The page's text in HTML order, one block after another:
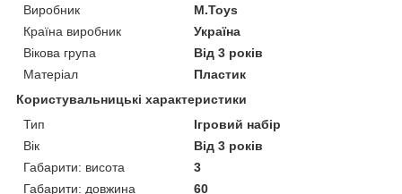
Виробник
M.Toys
Країна виробник
Україна
Вікова група
Від 3 років
Матеріал
Пластик
Користувальницькі характеристики
Тип
Ігровий набір
Вік
Від 3 років
Габарити: висота
3
Габарити: довжина
60